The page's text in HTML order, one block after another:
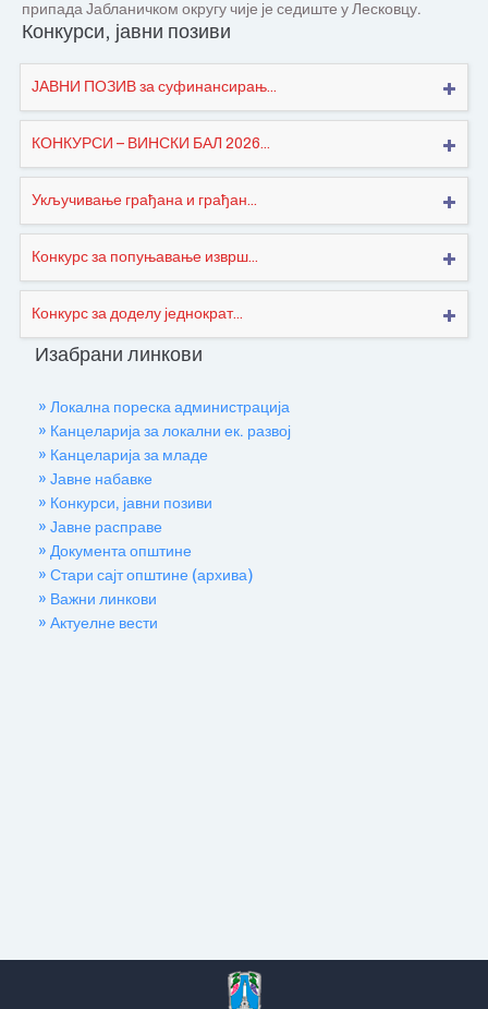
припада Јабланичком округу чије је седиште у Лесковцу.
Конкурси, јавни позиви
ЈАВНИ ПОЗИВ за суфинансирањ...
КОНКУРСИ – ВИНСКИ БАЛ 2026...
Укључивање грађана и грађан...
Конкурс за попуњавање изврш...
Конкурс за доделу једнократ...
Изабрани линкови
» Локална пореска администрација
» Канцеларија за локални ек. развој
» Канцеларија за младе
» Јавне набавке
» Конкурси, јавни позиви
» Јавне расправе
» Документа општине
» Стари сајт општине (архива)
» Важни линкови
» Актуелне вести